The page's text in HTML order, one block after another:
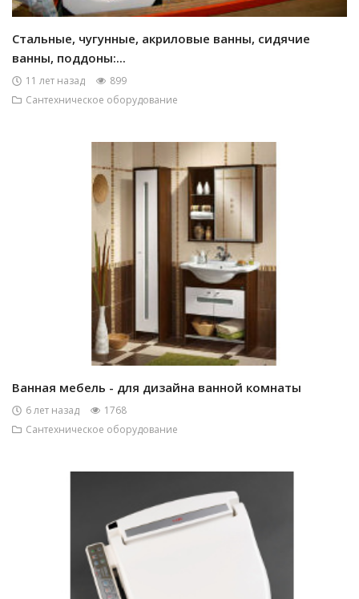
Стальные, чугунные, акриловые ванны, сидячие
ванны, поддоны:...
11 лет назад
899
Сантехническое оборудование
Ванная мебель - для дизайна ванной комнаты
6 лет назад
1768
Сантехническое оборудование